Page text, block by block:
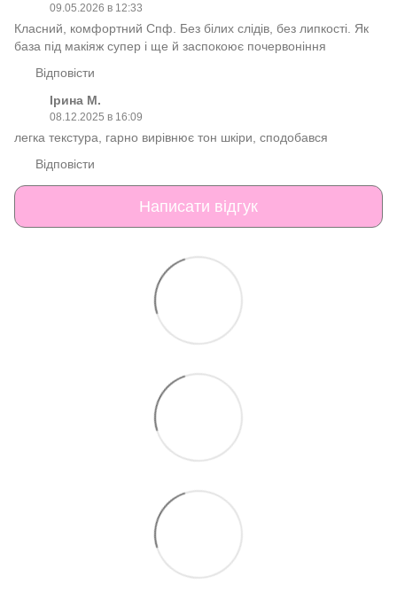
09.05.2026 в 12:33
Класний, комфортний Спф. Без білих слідів, без липкості. Як
база під макіяж супер і ще й заспокоює почервоніння
Відповісти
Ірина М.
08.12.2025 в 16:09
легка текстура, гарно вирівнює тон шкіри, сподобався
Відповісти
Написати відгук